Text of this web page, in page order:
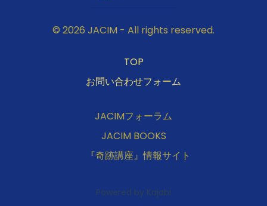
© 2026 JACIM - All rights reserved.
TOP
お問い合わせフォーム
JACIMフォーラム
JACIM BOOKS
『奇跡講座』情報サイト
Powered by Kajabi